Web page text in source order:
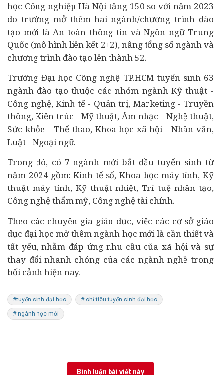
học Công nghiệp Hà Nội tăng 150 so với năm 2023
do trường mở thêm hai ngành/chương trình đào
tạo mới là An toàn thông tin và Ngôn ngữ Trung
Quốc (mô hình liên kết 2+2), nâng tổng số ngành và
chương trình đào tạo lên thành 52.
Trường Đại học Công nghệ TP.HCM tuyển sinh 63
ngành đào tạo thuộc các nhóm ngành Kỹ thuật -
Công nghệ, Kinh tế - Quản trị, Marketing - Truyền
thông, Kiến trúc - Mỹ thuật, Âm nhạc - Nghệ thuật,
Sức khỏe - Thể thao, Khoa học xã hội - Nhân văn,
Luật - Ngoại ngữ.
Trong đó, có 7 ngành mới bắt đầu tuyển sinh từ
năm 2024 gồm: Kinh tế số, Khoa học máy tính, Kỹ
thuật máy tính, Kỹ thuật nhiệt, Trí tuệ nhân tạo,
Công nghệ thẩm mỹ, Công nghệtài chính.
Theo các chuyên gia giáo dục, việc các cơ sở giáo
dục đại học mở thêm ngành học mới là cần thiết và
tất yếu, nhằm đáp ứng nhu cầu của xã hội và sự
thay đổi nhanh chóng của các ngành nghề trong
bối cảnh hiện nay.
#tuyển sinh đại học # chỉ tiêu tuyển sinh đại học
# ngành học mới
Bình luận bài viết này